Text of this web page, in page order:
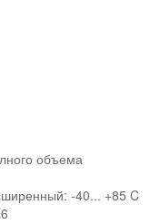
объема
-40... +85 C